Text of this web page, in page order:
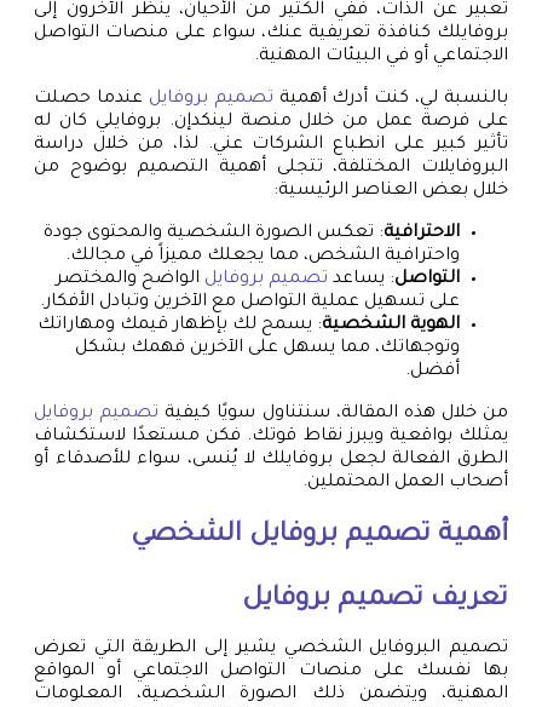
تعبير عن الذات، ففي الكثير من الأحيان، ينظر الآخرون إلى
بروفايلك كنافذة تعريفية عنك، سواء على منصات التواصل
الاجتماعي أو في البيئات المهنية.
بالنسبة لي، كنت أدرك أهمية تصميم بروفايل عندما حصلت
على فرصة عمل من خلال منصة لينكدإن. بروفايلي كان له
تأثير كبير على انطباع الشركات عني. لذا، من خلال دراسة
البروفايلات المختلفة، تتجلى أهمية التصميم بوضوح من
خلال بعض العناصر الرئيسية:
الاحترافية: تعكس الصورة الشخصية والمحتوى جودة
واحترافية الشخص، مما يجعلك مميزاً في مجالك.
التواصل: يساعد تصميم بروفايل الواضح والمختصر
على تسهيل عملية التواصل مع الآخرين وتبادل الأفكار.
الهوية الشخصية: يسمح لك بإظهار قيمك ومهاراتك
وتوجهاتك، مما يسهل على الآخرين فهمك بشكل
أفضل.
من خلال هذه المقالة، سنتناول سويًا كيفية تصميم بروفايل
يمثلك بواقعية ويبرز نقاط قوتك. فكن مستعدًا لاستكشاف
الطرق الفعالة لجعل بروفايلك لا يُنسى، سواء للأصدقاء أو
أصحاب العمل المحتملين.
أهمية تصميم بروفايل الشخصي
تعريف تصميم بروفايل
تصميم البروفايل الشخصي يشير إلى الطريقة التي تعرض
بها نفسك على منصات التواصل الاجتماعي أو المواقع
المهنية، ويتضمن ذلك الصورة الشخصية، المعلومات